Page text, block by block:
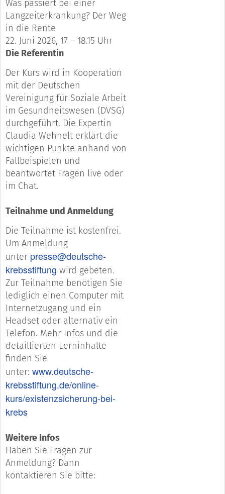
Was passiert bei einer
Langzeiterkrankung? Der Weg
in die Rente
22. Juni 2026, 17 – 18.15 Uhr
Die Referentin
Der Kurs wird in Kooperation
mit der Deutschen
Vereinigung für Soziale Arbeit
im Gesundheitswesen (DVSG)
durchgeführt. Die Expertin
Claudia Wehnelt erklärt die
wichtigen Punkte anhand von
Fallbeispielen und
beantwortet Fragen live oder
im Chat.
Teilnahme und Anmeldung
Die Teilnahme ist kostenfrei.
Um Anmeldung
unter presse@deutsche-
krebsstiftung wird gebeten.
Zur Teilnahme benötigen Sie
lediglich einen Computer mit
Internetzugang und ein
Headset oder alternativ ein
Telefon. Mehr Infos und die
detaillierten Lerninhalte
finden Sie
unter: www.deutsche-
krebsstiftung.de/online-
kurs/existenzsicherung-bei-
krebs
Weitere Infos
Haben Sie Fragen zur
Anmeldung? Dann
kontaktieren Sie bitte: